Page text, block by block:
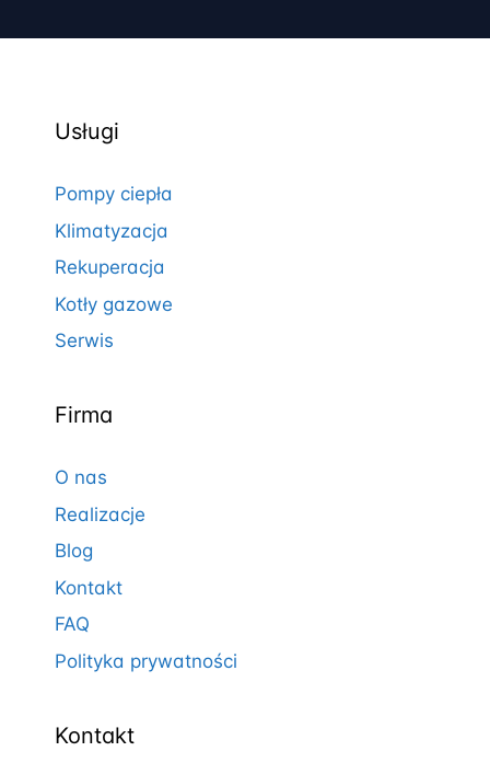
Usługi
Pompy ciepła
Klimatyzacja
Rekuperacja
Kotły gazowe
Serwis
Firma
O nas
Realizacje
Blog
Kontakt
FAQ
Polityka prywatności
Kontakt